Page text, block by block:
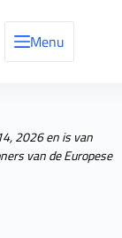
Menu
2026 en is van
van de Europese